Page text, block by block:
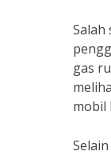
gas
mobil